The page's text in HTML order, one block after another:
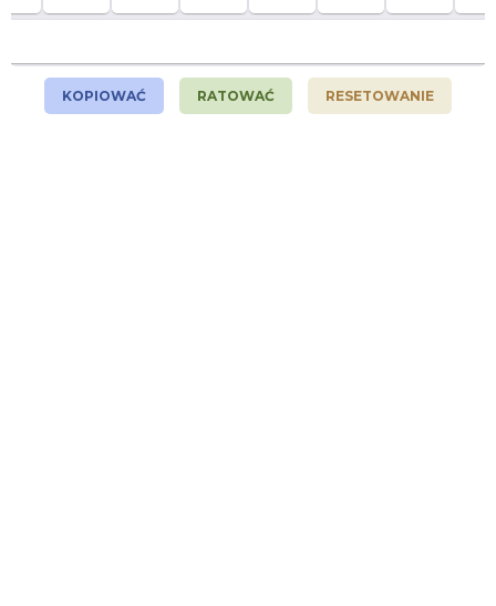
KOPIOWAĆ RATOWAĆ RESETOWANIE